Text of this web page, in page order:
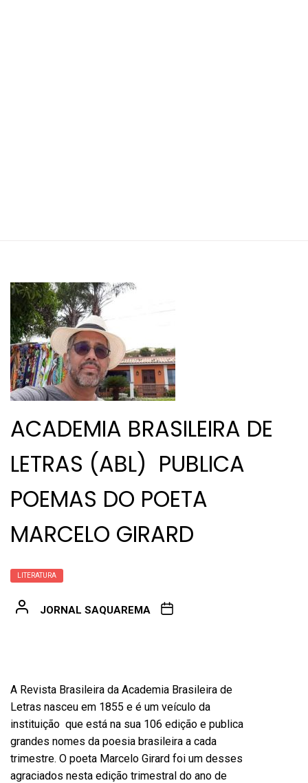
ACADEMIA BRASILEIRA DE
LETRAS (ABL) PUBLICA
POEMAS DO POETA
MARCELO GIRARD
LITERATURA
JORNAL SAQUAREMA
A Revista Brasileira da Academia Brasileira de
Letras nasceu em 1855 e é um veículo da
instituição que está na sua 106 edição e publica
grandes nomes da poesia brasileira a cada
trimestre. O poeta Marcelo Girard foi um desses
agraciados nesta edição trimestral do ano de